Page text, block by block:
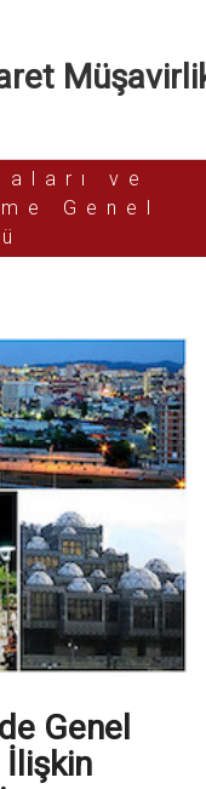
ve
Genel
Genel
İlişkin